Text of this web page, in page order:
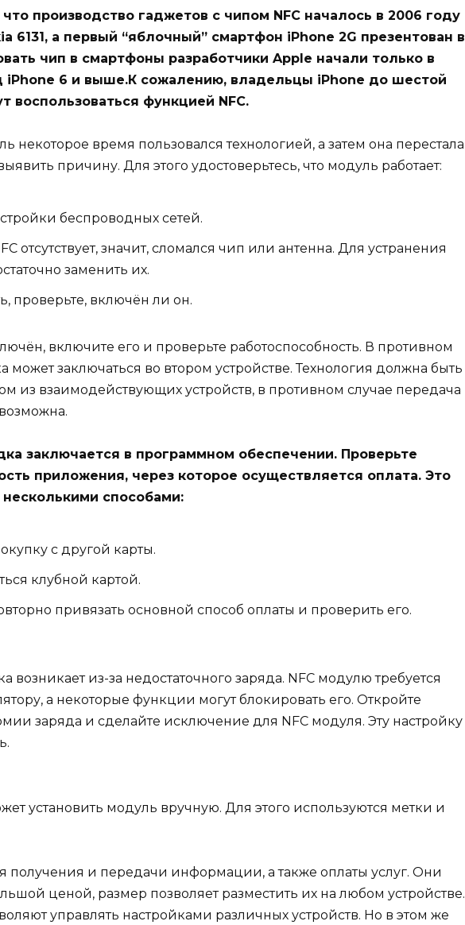
производство гаджетов с чипом NFC началось в 2006 году
6131, а первый “яблочный” смартфон iPhone 2G презентован в
чип в смартфоны разработчики Apple начали только в
6 и выше.К сожалению, владельцы iPhone до шестой
воспользоваться функцией NFC.
некоторое время пользовался технологией, а затем она перестала
причину. Для этого удостоверьтесь, что модуль работает:
беспроводных сетей.
отсутствует, значит, сломался чип или антенна. Для устранения
заменить их.
проверьте, включён ли он.
включите его и проверьте работоспособность. В противном
может заключаться во втором устройстве. Технология должна быть
из взаимодействующих устройств, в противном случае передача
заключается в программном обеспечении. Проверьте
приложения, через которое осуществляется оплата. Это
способами:
с другой карты.
клубной картой.
привязать основной способ оплаты и проверить его.
возникает из-за недостаточного заряда. NFC модулю требуется
а некоторые функции могут блокировать его. Откройте
заряда и сделайте исключение для NFC модуля. Эту настройку
установить модуль вручную. Для этого используются метки и
получения и передачи информации, а также оплаты услуг. Они
ценой, размер позволяет разместить их на любом устройстве.
управлять настройками различных устройств. Но в этом же